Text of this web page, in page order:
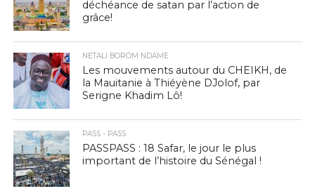
déchéance de satan par l’action de
grâce!
NETALI BOROM NDAME
Les mouvements autour du CHEIKH, de
la Mauitanie à Thiéyène DJolof, par
Serigne Khadim Lô!
PASS - PASS
PASSPASS : 18 Safar, le jour le plus
important de l’histoire du Sénégal !